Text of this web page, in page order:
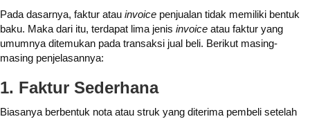
Pada dasarnya, faktur atau invoice penjualan tidak memiliki bentuk
baku. Maka dari itu, terdapat lima jenis invoice atau faktur yang
umumnya ditemukan pada transaksi jual beli. Berikut masing-
masing penjelasannya:
1. Faktur Sederhana
Biasanya berbentuk nota atau struk yang diterima pembeli setelah